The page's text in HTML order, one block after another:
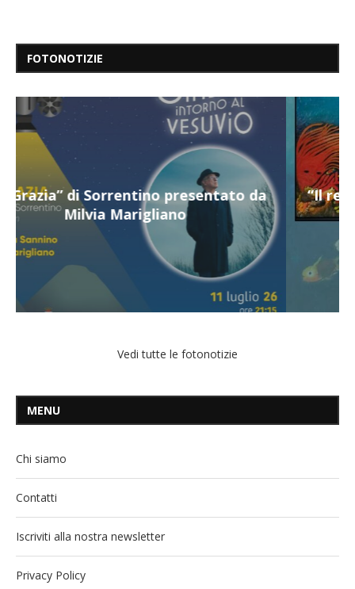
FOTONOTIZIE
“Il respiro del mare”, personale di Terry
Mangiatordi
Vedi tutte le fotonotizie
MENU
Chi siamo
Contatti
Iscriviti alla nostra newsletter
Privacy Policy